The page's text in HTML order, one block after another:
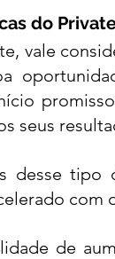
do
vale
seus
desse tipo
com
de